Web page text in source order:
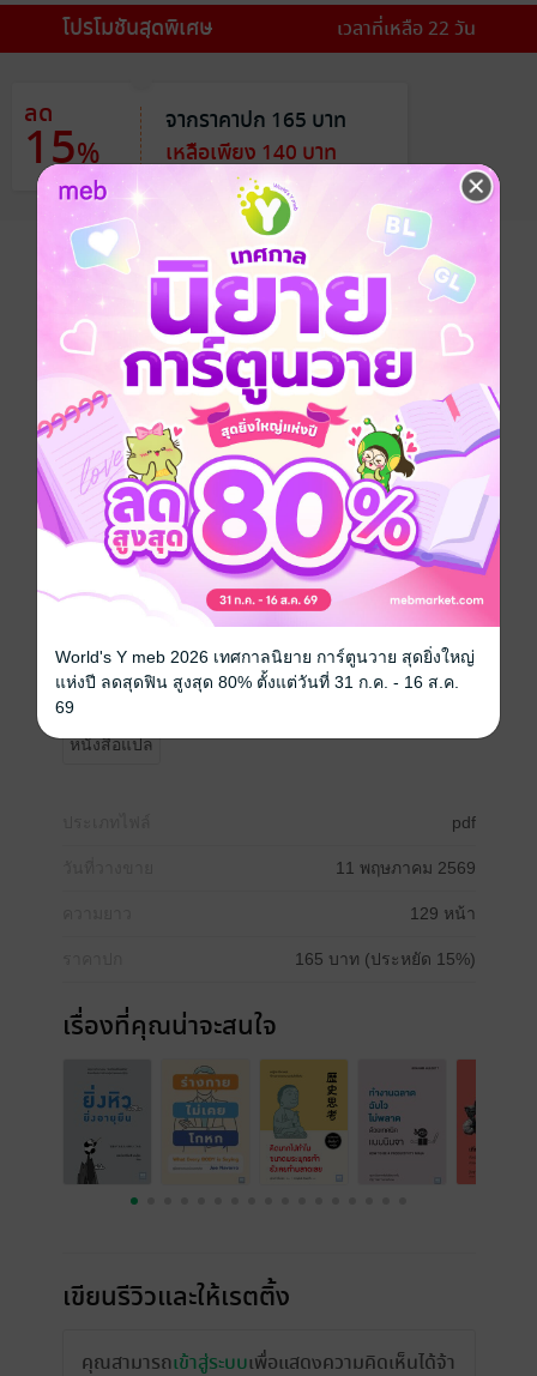
โปรโมชันสุดพิเศษ เวลาที่เหลือ 22 วัน
ลด
15%
จากราคาปก 165 บาท
เหลือเพียง 140 บาท
ซื้อเป็นของขวัญ ติดตาม
เคล็ดลับความอ่อนเยาว์และสุขภาพดี ส่งตรงจากนาย
แพทย์ชื่อดังของญี่ปุ่น
เคล็ดลับคืนความอ่อนเยาว์ให้ร่างกายด้วยการปล่อยให้ท้อง
หิว แค่ลองทำตามนี้ แล้วคุณจะพบว่าเวลาท้องร้องจ๊อกๆ นี่
ล่ะ ที่เป็น "โอกาสทองในการกลับคืนสู่วัยหนุ่มสาว" อย่าง
แท้จริง
- นอนหลับสนิททุกคืน ตื่นมาก็สดชื่นกระปรี้กระเปร่า
- กล้ามเนื้อกระชับ หน้าท้องแบนราบ
- ไม่เป็นสิวและไม่มีกลิ่นตัวอีกเลย
หนังสือแปล
pdf
11 พฤษภาคม 2569
129 หน้า
165 บาท (ประหยัด 15%)
เรื่องที่คุณน่าจะสนใจ
เขียนรีวิวและให้เรตติ้ง
คุณสามารถเข้าสู่ระบบเพื่อแสดงความคิดเห็นได้จ้า
World's Y meb 2026 เทศกาลนิยาย การ์ตูนวาย สุดยิ่งใหญ่
แห่งปี ลดสุดฟิน สูงสุด 80% ตั้งแต่วันที่ 31 ก.ค. - 16 ส.ค.
69